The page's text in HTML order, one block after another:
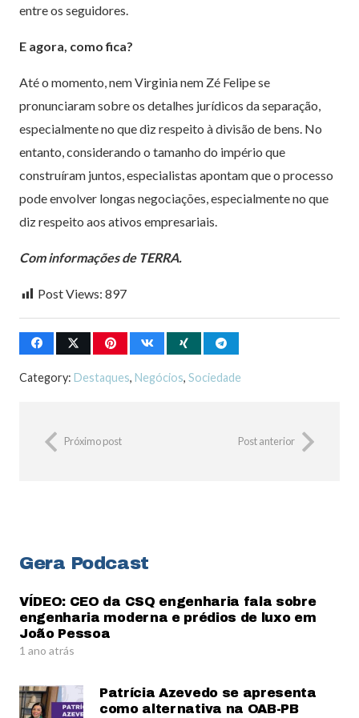
entre os seguidores.
E agora, como fica?
Até o momento, nem Virginia nem Zé Felipe se
pronunciaram sobre os detalhes jurídicos da separação,
especialmente no que diz respeito à divisão de bens. No
entanto, considerando o tamanho do império que
construíram juntos, especialistas apontam que o processo
pode envolver longas negociações, especialmente no que
diz respeito aos ativos empresariais.
Com informações de TERRA.
Post Views: 897
Category: Destaques, Negócios, Sociedade
Próximo post Post anterior
Gera Podcast
VÍDEO: CEO da CSQ engenharia fala sobre
engenharia moderna e prédios de luxo em
João Pessoa
1 ano atrás
Patrícia Azevedo se apresenta
como alternativa na OAB-PB